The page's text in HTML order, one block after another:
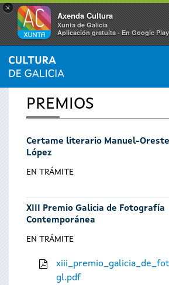
×
Axenda Cultura
Xunta de Galicia
Aplicación gratuíta - En Google Play
Vostede
está
aquí
INICIO
PREMIOS
Certame literario Manuel-Oreste
López
EN TRÁMITE
XIII Premio Galicia de Fotografía
Contemporánea
EN TRÁMITE
gl.pdf